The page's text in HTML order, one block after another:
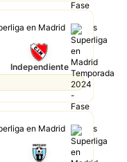
en Madrid
Independiente
en Madrid